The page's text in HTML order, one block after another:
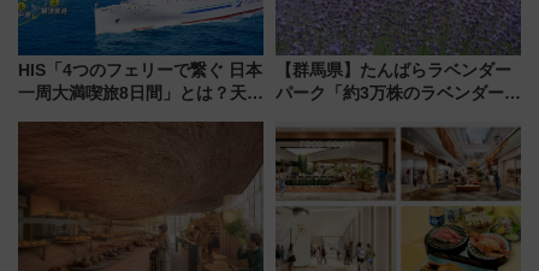
HIS「4つのフェリーで繋ぐ 日本
一周大満喫旅8日間」とは？天橋
しめるプランが登場
【群馬県】たんばらラベンダー
パーク「約3万株のラベンダー」
で都心から約1時間半で夏の絶景
を！